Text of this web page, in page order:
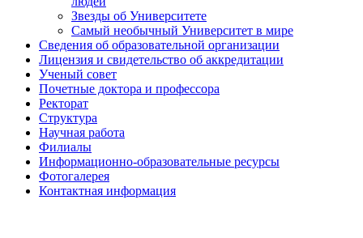
Звезды об Университете
Самый необычный Университет в мире
Сведения об образовательной организации
Лицензия и свидетельство об аккредитации
Ученый совет
Почетные доктора и профессора
Ректорат
Структура
Научная работа
Филиалы
Информационно-образовательные ресурсы
Фотогалерея
Контактная информация